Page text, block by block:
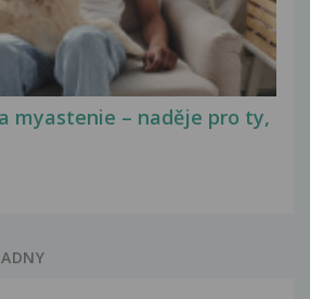
myastenie – naděje pro ty,